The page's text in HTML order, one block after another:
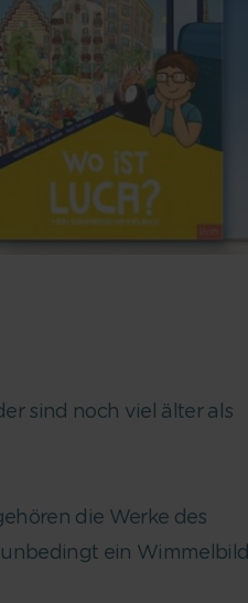
sind noch viel älter als
die Werke des
unbedingt ein Wimmelbild